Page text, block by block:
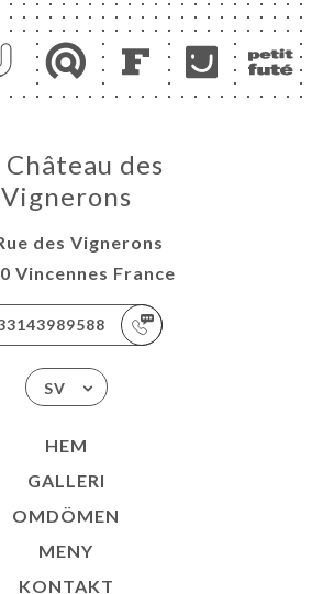
Château des
Vignerons
des Vignerons
Vincennes France
SV
HEM
GALLERI
OMDÖMEN
MENY
KONTAKT